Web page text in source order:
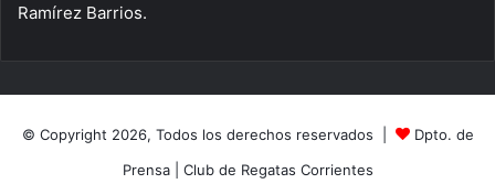
Ramírez Barrios.
© Copyright 2026, Todos los derechos reservados |
Dpto. de
Prensa| Club de Regatas Corrientes